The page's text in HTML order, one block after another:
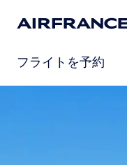
フライトを予約